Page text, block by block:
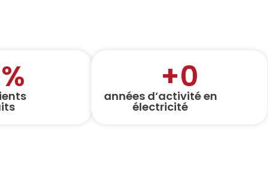
% +0
années d’activité en
électricité